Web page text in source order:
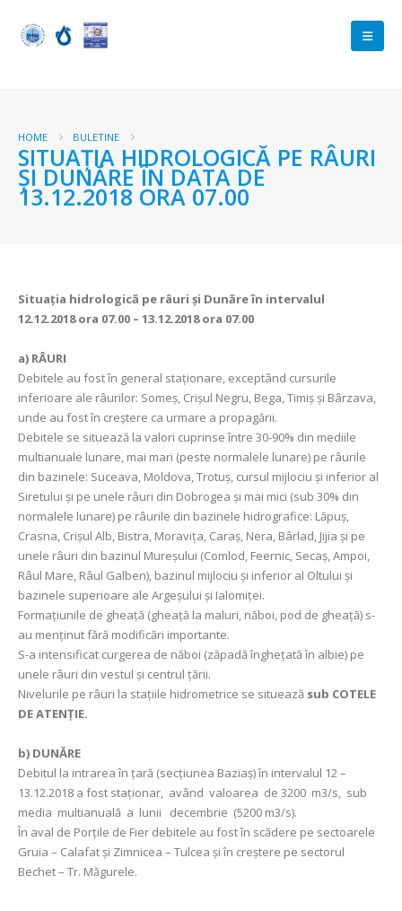
HOME BULETINE
SITUAŢIA HIDROLOGICĂ PE RÂURI
ŞI DUNĂRE ÎN DATA DE
13.12.2018 ORA 07.00
Situaţia hidrologică pe râuri şi Dunăre în intervalul
12.12.2018 ora 07.00 – 13.12.2018 ora 07.00
a) RÂURI
Debitele au fost în general staţionare, exceptând cursurile
inferioare ale râurilor: Someș, Crișul Negru, Bega, Timiș și Bârzava,
unde au fost în creștere ca urmare a propagării.
Debitele se situează la valori cuprinse între 30-90% din mediile
multianuale lunare, mai mari (peste normalele lunare) pe râurile
din bazinele: Suceava, Moldova, Trotuș, cursul mijlociu și inferior al
Siretului şi pe unele râuri din Dobrogea şi mai mici (sub 30% din
normalele lunare) pe râurile din bazinele hidrografice: Lăpuș,
Crasna, Crișul Alb, Bistra, Moravița, Caraş, Nera, Bârlad, Jijia și pe
unele râuri din bazinul Mureșului (Comlod, Feernic, Secaș, Ampoi,
Râul Mare, Râul Galben), bazinul mijlociu și inferior al Oltului și
bazinele superioare ale Argeșului și Ialomiței.
Formațiunile de gheață (gheață la maluri, năboi, pod de gheață) s-
au menținut fără modificări importante.
S-a intensificat curgerea de năboi (zăpadă înghețată în albie) pe
unele râuri din vestul și centrul țării.
Nivelurile pe râuri la staţiile hidrometrice se situează sub COTELE
DE ATENŢIE.
b) DUNĂRE
Debitul la intrarea în ţară (secţiunea Baziaş) în intervalul 12 –
13.12.2018 a fost staționar, având valoarea de 3200 m3/s, sub
media multianuală a lunii decembrie (5200 m3/s).
În aval de Porţile de Fier debitele au fost în scădere pe sectoarele
Gruia – Calafat și Zimnicea – Tulcea și în creștere pe sectorul
Bechet – Tr. Măgurele.